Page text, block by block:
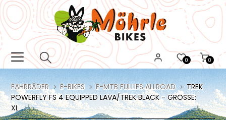
0
0
FAHRRÄDER E-BIKES E-MTB FULLIES ALLROAD
TREK
POWERFLY FS 4 EQUIPPED LAVA/TREK BLACK - GRÖSSE: X
L